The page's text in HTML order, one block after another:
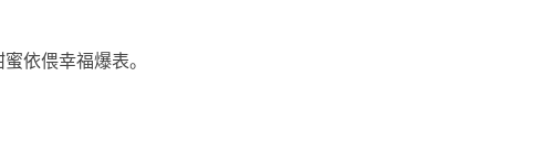
依偎幸福爆表。